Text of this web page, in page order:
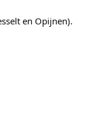
en Opijnen).